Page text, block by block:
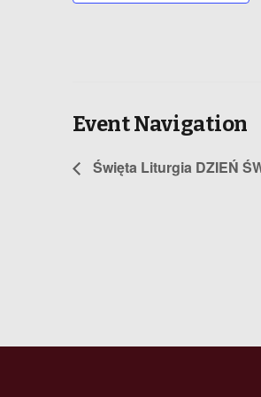
Event Navigation
Święta Liturgia DZIEŃ